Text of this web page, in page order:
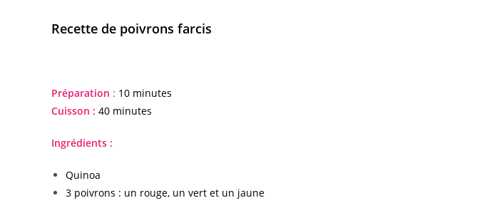
Recette de poivrons farcis
Préparation : 10 minutes
Cuisson : 40 minutes
Ingrédients :
Quinoa
3 poivrons : un rouge, un vert et un jaune